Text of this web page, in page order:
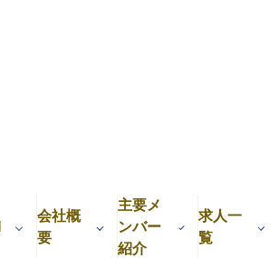
会社概
要
主要メ
ンバー
紹介
求人一
覧